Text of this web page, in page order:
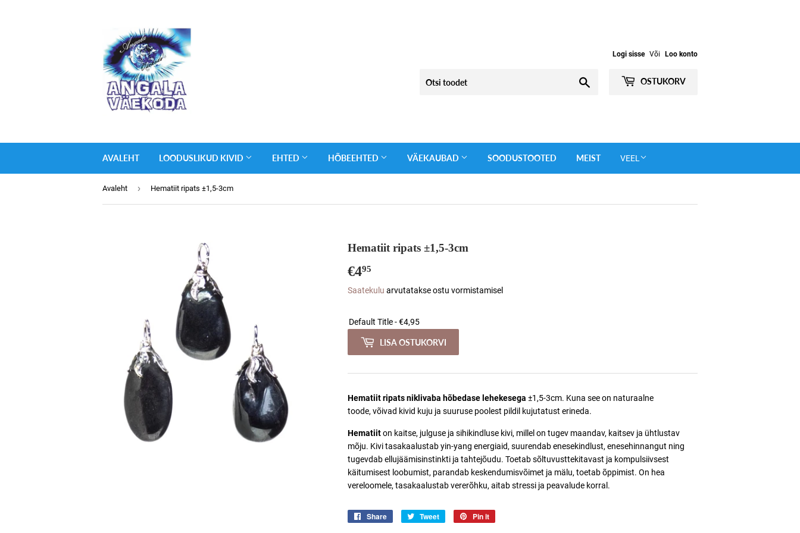
Logi sisse Või Loo konto
OSTUKORV
AVALEHT LOODUSLIKUD KIVID EHTED HÕBEEHTED VÄEKAUBAD SOODUSTOOTED MEIST VEEL
Avaleht › Hematiit ripats ±1,5-3cm
Hematiit ripats ±1,5-3cm
€495
Saatekulu arvutatakse ostu vormistamisel
LISA OSTUKORVI
Hematiit ripats niklivaba hõbedase lehekesega ±1,5-3cm. Kuna see on naturaalne
toode, võivad kivid kuju ja suuruse poolest pildil kujutatust erineda.
Hematiiton kaitse, julguse ja sihikindluse kivi, millel on tugev maandav, kaitsev ja ühtlustav
mõju. Kivi tasakaalustab yin-yang energiaid, suurendab enesekindlust, enesehinnangut ning
tugevdab ellujäämisinstinkti ja tahtejõudu. Toetab sõltuvusttekitavast ja kompulsiivsest
käitumisest loobumist, parandab keskendumisvõimet ja mälu, toetab õppimist. On hea
vereloomele, tasakaalustab vererõhku, aitab stressi ja peavalude korral.
Share
Jaga
Tweet
Jaga
Pin it